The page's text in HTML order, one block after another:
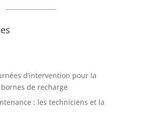
d’intervention pour la
de recharge
: les techniciens et la